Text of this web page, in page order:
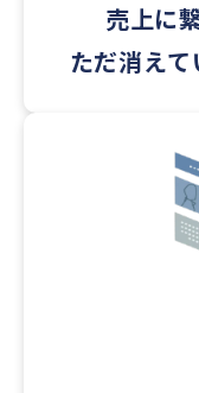
売上に
ただ消え